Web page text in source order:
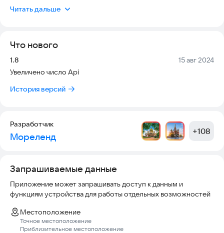
экскурсий, и удешевить тур.
путешествия, посмотрев достопримечательности и видео
экскурсионных бюро, тур агентствах и отелях,
предлагающих свои услуги в Китае.
Читать дальше
Что нового
Версия:
1.8 Дата:
15 авг 2024
Увеличено число Api
История версий
Разработчик
Мореленд +108
Запрашиваемые данные
Приложение может запрашивать доступ к данным и
функциям устройства для работы отдельных возможностей
Местоположение
Точное местоположение
Приблизительное местоположение